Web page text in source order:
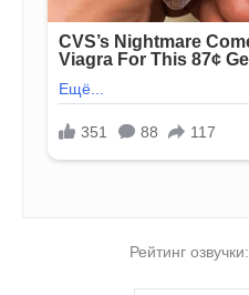
Рейтинг озвучки: